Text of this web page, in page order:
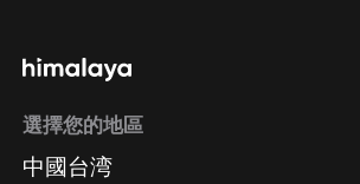
選擇您的地區
中國台湾